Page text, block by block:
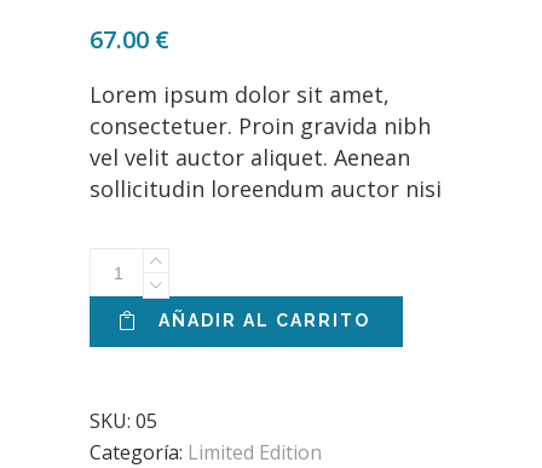
en
base
de
clientes
67.00 €
Lorem ipsum dolor sit amet,
consectetuer. Proin gravida nibh
vel velit auctor aliquet. Aenean
sollicitudin loreendum auctor nisi
Mandala
quantity
AÑADIR AL CARRITO
SKU: 05
Categoría: Limited Edition